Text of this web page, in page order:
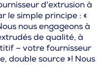
d'extrusion à
le simple principe : «
nous engageons à
de qualité, à
– votre fournisseur
double source »! Nous